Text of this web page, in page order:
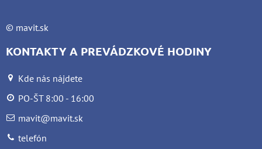
© mavit.sk
KONTAKTY A PREVÁDZKOVÉ HODINY
Kde nás nájdete
PO-ŠT 8:00 - 16:00
mavit@mavit.sk
telefón